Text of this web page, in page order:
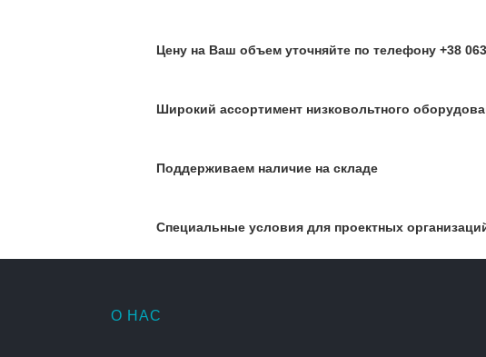
Цену на Ваш объем уточняйте по телефону +38
Широкий ассортимент низковольтного
Поддерживаем наличие на складе
Специальные условия для проектных
О НАС